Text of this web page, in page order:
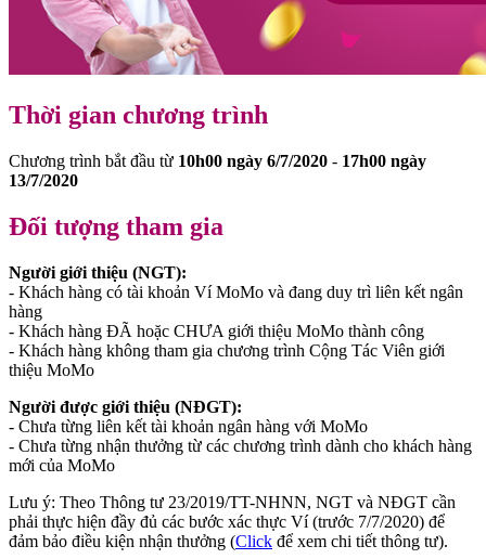
Thời gian chương trình
Chương trình bắt đầu từ 10h00 ngày 6/7/2020 - 17h00 ngày
13/7/2020
Đối tượng tham gia
Người giới thiệu (NGT):
- Khách hàng có tài khoản Ví MoMo và đang duy trì liên kết ngân
hàng
- Khách hàng ĐÃ hoặc CHƯA giới thiệu MoMo thành công
- Khách hàng không tham gia chương trình Cộng Tác Viên giới
thiệu MoMo
Người được giới thiệu (NĐGT):
- Chưa từng liên kết tài khoản ngân hàng với MoMo
- Chưa từng nhận thưởng từ các chương trình dành cho khách hàng
mới của MoMo
Lưu ý: Theo Thông tư 23/2019/TT-NHNN, NGT và NĐGT cần
phải thực hiện đầy đủ các bước xác thực Ví (trước 7/7/2020) để
đảm bảo điều kiện nhận thưởng (Click để xem chi tiết thông tư).